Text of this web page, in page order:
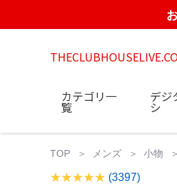
カテゴリ一
覧
デジ
シ
TOP メンズ 小物
(3397)